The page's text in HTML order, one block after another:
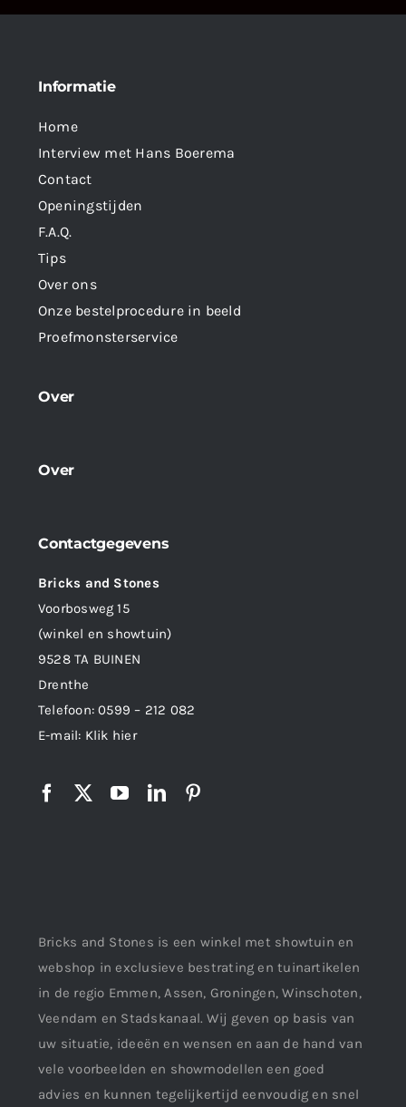
Informatie
Home
Interview met Hans Boerema
Contact
Openingstijden
F.A.Q.
Tips
Over ons
Onze bestelprocedure in beeld
Proefmonsterservice
Over
Over
Contactgegevens
Bricks and Stones
Voorbosweg 15
(winkel en showtuin)
9528 TA BUINEN
Drenthe
Telefoon:0599 – 212 082
E-mail: Klik hier
Bricks and Stones is een winkel met showtuin en
webshop in exclusieve bestrating en tuinartikelen
in de regio Emmen, Assen, Groningen, Winschoten,
Veendam en Stadskanaal. Wij geven op basis van
uw situatie, ideeën en wensen en aan de hand van
vele voorbeelden en showmodellen een goed
advies en kunnen tegelijkertijd eenvoudig en snel